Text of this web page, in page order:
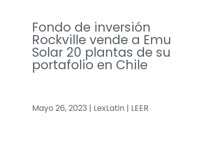
Fondo de inversión
Rockville vende a Emu
Solar 20 plantas de su
portafolio en Chile
Mayo 26, 2023 | LexLatin | LEER